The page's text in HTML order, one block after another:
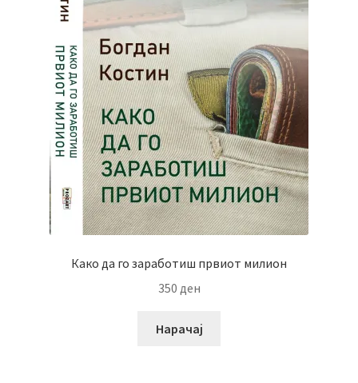
Како да го заработиш првиот милион
350 ден
Нарачај